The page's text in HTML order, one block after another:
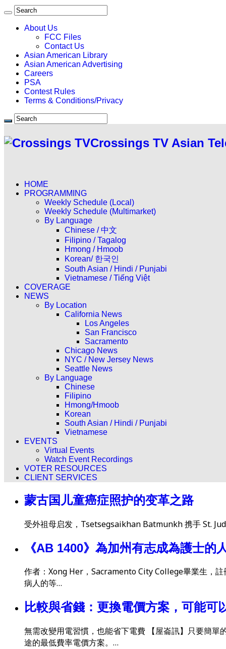
About Us
FCC Files
Contact Us
Asian American Library
Asian American Advertising
Careers
PSA
Contest Rules
Terms & Conditions/Privacy
Crossings TV Asian
HOME
PROGRAMMING
Weekly Schedule (Local)
Weekly Schedule (Multimarket)
By Language
Chinese / 中文
Filipino / Tagalog
Hmong / Hmoob
Korean/ 한국인
South Asian / Hindi / Punjabi
Vietnamese / Tiếng Việt
COVERAGE
NEWS
By Location
California News
Los Angeles
San Francisco
Sacramento
Chicago News
NYC / New Jersey News
Seattle News
By Language
Chinese
Filipino
Hmong/Hmoob
Korean
South Asian / Hindi / Punjabi
Vietnamese
EVENTS
Virtual Events
Watch Event Recordings
VOTER RESOURCES
CLIENT SERVICES
蒙古国儿童癌症照护的变革之路
受外祖母启发，Tsetsegsaikhan Batmunkh 携手 St.
《AB 1400》為加州有志成為護士
作者：Xong Her，Sacramento City College畢業生，
病人的等…
比較與省錢：更換電價方案，可能可
無需改變用電習慣，也能省下電費 【屋崙訊】只要簡單
途的最低費率電價方案。…